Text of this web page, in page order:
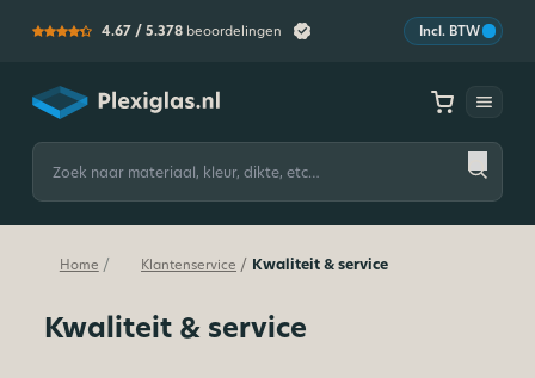
4.67 / 5.378 beoordelingen Incl. BTW
Plexiglas
Zoeken
naar:
Home / Klantenservice / Kwaliteit & service
Kwaliteit & service